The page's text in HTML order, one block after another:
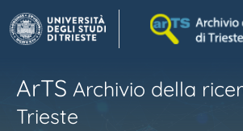
ArTS Archivio della
Trieste